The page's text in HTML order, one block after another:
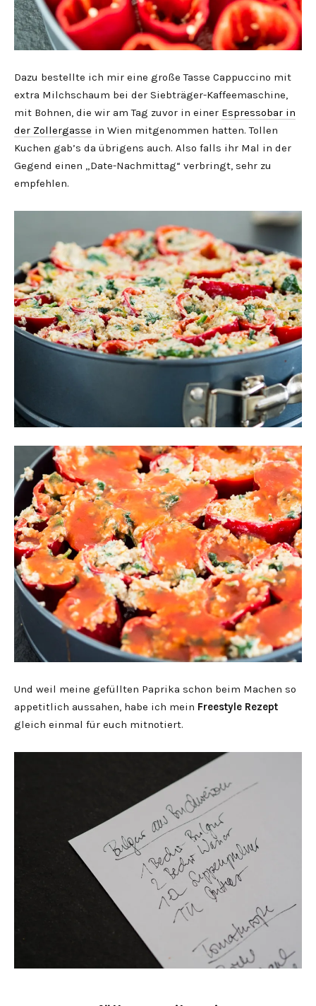
Dazu bestellte ich mir eine große Tasse Cappuccino mit
extra Milchschaum bei der Siebträger-Kaffeemaschine,
mit Bohnen, die wir am Tag zuvor in einer Espressobar in
der Zollergasse in Wien mitgenommen hatten. Tollen
Kuchen gab’s da übrigens auch. Also falls ihr Mal in der
Gegend einen „Date-Nachmittag“ verbringt, sehr zu
empfehlen.
Und weil meine gefüllten Paprika schon beim Machen so
appetitlich aussahen, habe ich mein Freestyle Rezept
gleich einmal für euch mitnotiert.